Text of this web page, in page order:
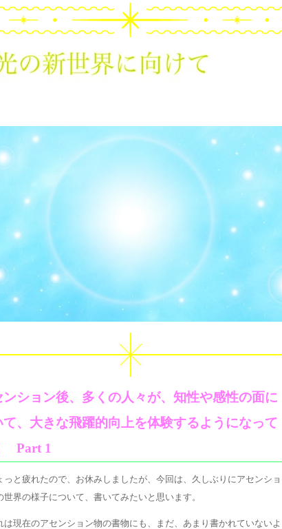
ンション後、多くの人々が、知性や感性の面に
て、大きな飛躍的向上を体験するようになって
Part 1
と疲れたので、お休みしましたが、今回は、久しぶりにアセンショ
世界の様子について、書いてみたいと思います。
現在のアセンション物の書物にも、まだ、あまり書かれていないよ